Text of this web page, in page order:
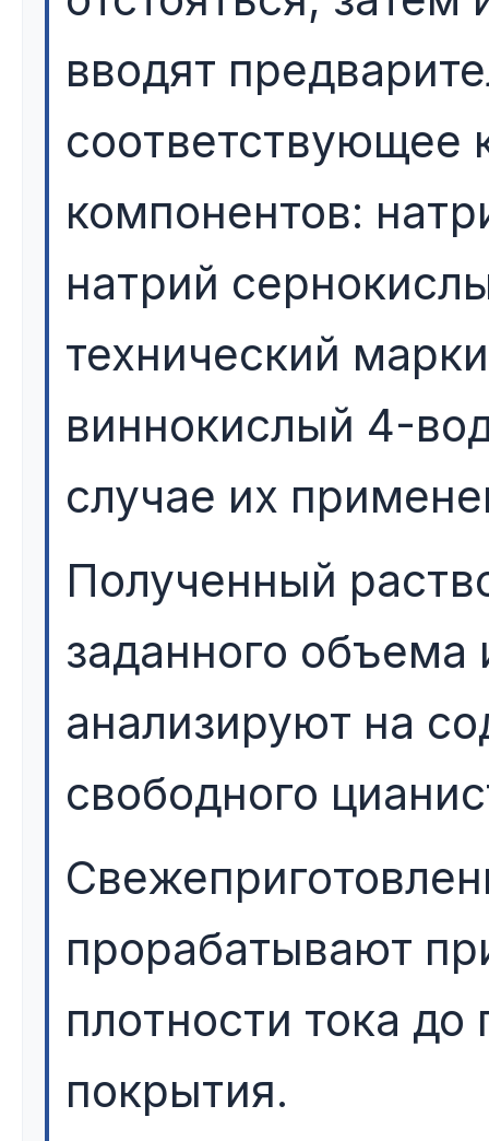
вводят
соответствующее
компонентов:
натрий
технический
виннокислый 4-
случае их
Полученный
заданного
анализируют на
свободного
прорабатывают
плотности тока до
покрытия.